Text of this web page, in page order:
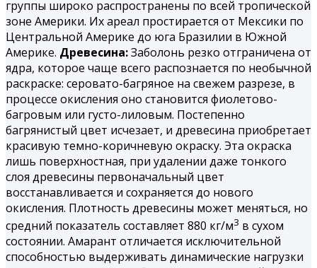
группы широко распространены по всей тропической
зоне Америки. Их ареал простирается от Мексики по
Центральной Америке до юга Бразилии в Южной
Америке. Древесина:Заболонь резко отграничена от
ядра, которое чаще всего распознается по необычной
раскраске: серовато-багряное на свежем разрезе, в
процессе окисления оно становится фиолетово-
багровым или густо-лиловым. Постепенно
багрянистый цвет исчезает, и древесина приобретает
красивую темно-коричневую окраску. Эта окраска
лишь поверхностная, при удалении даже тонкого
слоя древесины первоначальный цвет
восстанавливается и сохраняется до нового
окисления. Плотность древесины может меняться, но
средний показатель составляет 880 кг/м3 в сухом
состоянии. Амарант отличается исключительной
способностью выдерживать динамические нагрузки